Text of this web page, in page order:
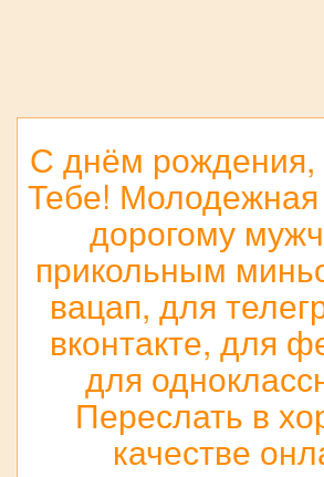
С днём рождения,
Тебе! Молодежная
дорогому
прикольным
вацап, для
вконтакте, для
для
Переслать в
качестве